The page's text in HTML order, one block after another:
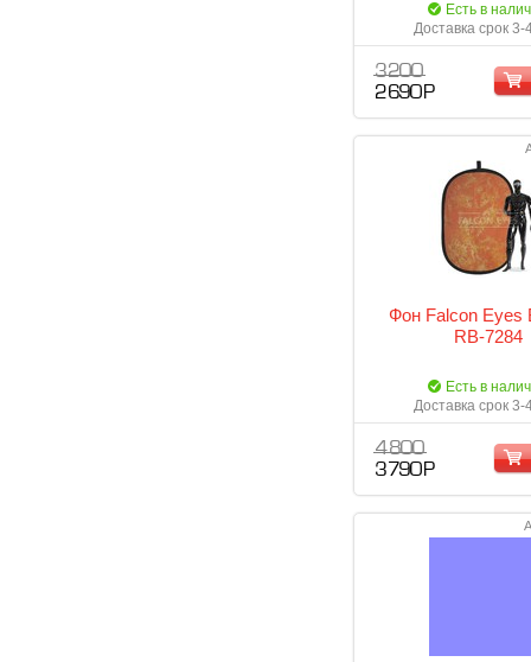
Есть в
Доставка срок 3-
3 200
2 690 Р
Фон Falcon Eyes
RB-7284
Есть в
Доставка срок 3-
4 800
3 790 Р